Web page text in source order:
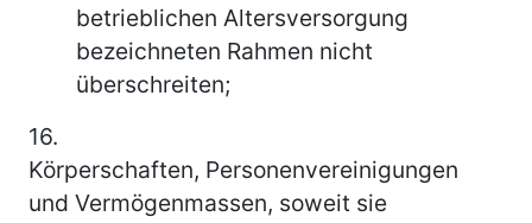
betrieblichen Altersversorgung
bezeichneten Rahmen nicht
überschreiten;
16.
Körperschaften, Personenvereinigungen
und Vermögenmassen, soweit sie